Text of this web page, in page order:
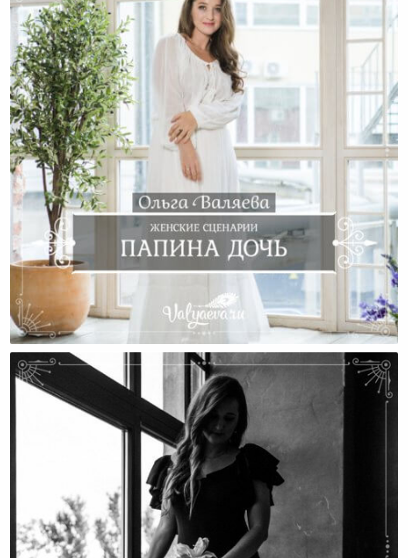
Женские Сценарии. Папина Дочь